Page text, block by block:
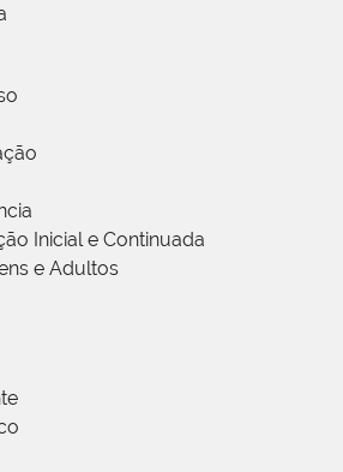
Inicial e Continuada
e Adultos